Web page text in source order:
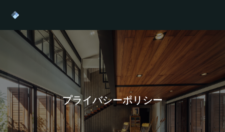
プライバシーポリシー